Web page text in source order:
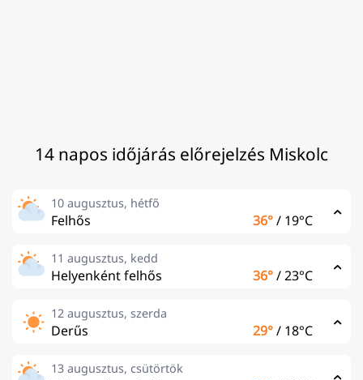
14 napos időjárás előrejelzés Miskolc
10 augusztus, hétfő
Felhős 36°/ 19°C
11 augusztus, kedd
Helyenként felhős 36°/23°C
12 augusztus, szerda
Derűs 29°/ 18°C
13 augusztus, csütörtök